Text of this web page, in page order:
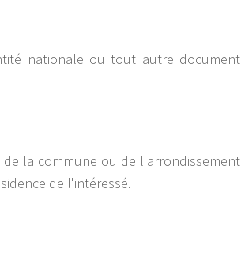
nationale ou tout autre document
de la commune ou de l'arrondissement
de l'intéressé.